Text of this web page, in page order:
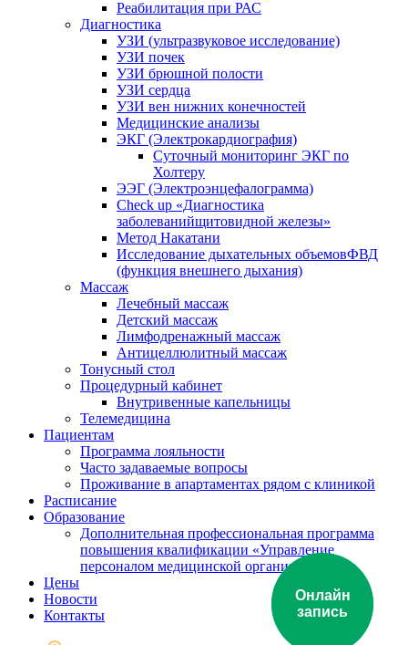
Онлайн
запись
Реабилитация при РАС
Диагностика
УЗИ (ультразвуковое исследование)
УЗИ почек
УЗИ брюшной полости
УЗИ сердца
УЗИ вен нижних конечностей
Медицинские анализы
ЭКГ (Электрокардиография)
Cуточный мониторинг ЭКГ по
Холтеру
ЭЭГ (Электроэнце­фало­грамма)
Check up «Диагностика
заболеванийщитовидной железы»
Метод Накатани
Исследование дыхательных объемовФВД
(функция внешнего дыхания)
Массаж
Лечебный массаж
Детский массаж
Лимфодренажный массаж
Антицеллюлитный массаж
Тонусный стол
Процедурный кабинет
Внутривенные капельницы
Телемедицина
Пациентам
Программа лояльности
Часто задаваемые вопросы
Проживание в апартаментах рядом с клиникой
Расписание
Образование
Дополнительная профессиональная программа
повышения квалификации «Управление
персоналом медицинской организации»
Цены
Новости
Контакты